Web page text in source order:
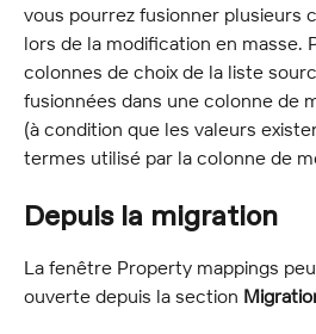
vous pourrez fusionner plusieurs
lors de la modification en masse.
colonnes de choix de la liste
fusionnées dans une colonne de
(à condition que les valeurs
termes utilisé par la colonne de
Depuis la migration
La fenêtre Property mappings
ouverte depuis la section